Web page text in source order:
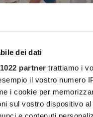
dei dati
partner trattiamo i
il vostro numero
i cookie per
sul vostro dispositivo al
recenti
Malta: 10 Cose Da Fare
tra l’Europa e